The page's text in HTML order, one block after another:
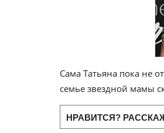
Сама Татьяна пока не
семье звездной мамы
НРАВИТСЯ?